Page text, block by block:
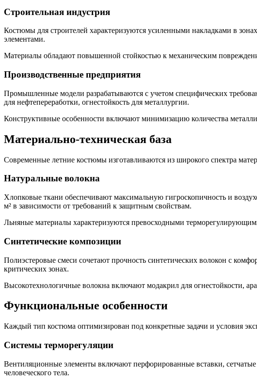
Строительная индустрия
Костюмы для строителей характеризуются усиленными накладками в
элементами.
Материалы обладают повышенной стойкостью к механическим
Производственные предприятия
Промышленные модели разрабатываются с учетом специфических
для нефтепереработки, огнестойкость для металлургии.
Конструктивные особенности включают минимизацию количества
Материально-техническая база
Современные летние костюмы изготавливаются из широкого спектра
Натуральные волокна
Хлопковые ткани обеспечивают максимальную гигроскопичность и
м² в зависимости от требований к защитным свойствам.
Льняные материалы характеризуются превосходными
Синтетические композиции
Полиэстеровые смеси сочетают прочность синтетических волокон с
критических зонах.
Высокотехнологичные волокна включают модакрил для огнестойкости,
Функциональные особенности
Каждый тип костюма оптимизирован под конкретные задачи и условия
Системы терморегуляции
Вентиляционные элементы включают перфорированные вставки,
человеческого тела.